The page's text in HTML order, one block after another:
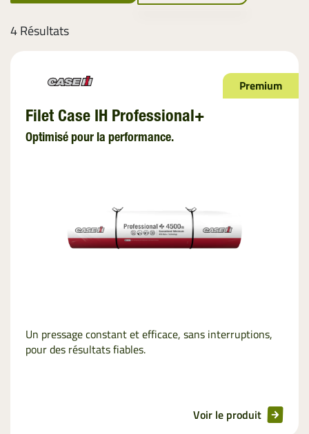
Ficelle
Film de Liage
Emballage des
Palettes
4 Résultats
Premium
Filet Case IH Professional+
Optimisé pour la performance.
Un pressage constant et efficace, sans interruptions,
pour des résultats fiables.
Voir le produit